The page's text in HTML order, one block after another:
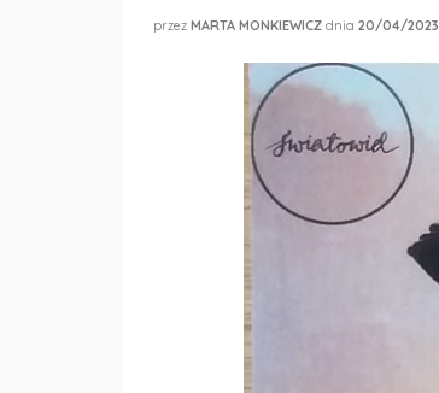
przez MARTA MONKIEWICZ dnia 20/04/2023